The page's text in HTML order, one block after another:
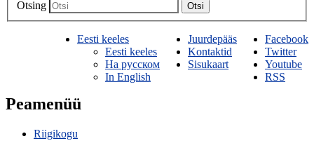
Otsing
Otsi
Facebook
Twitter
Youtube
RSS
Juurdepääs
Kontaktid
Sisukaart
Eesti keeles
Eesti keeles
На русском
In English
Peamenüü
Riigikogu